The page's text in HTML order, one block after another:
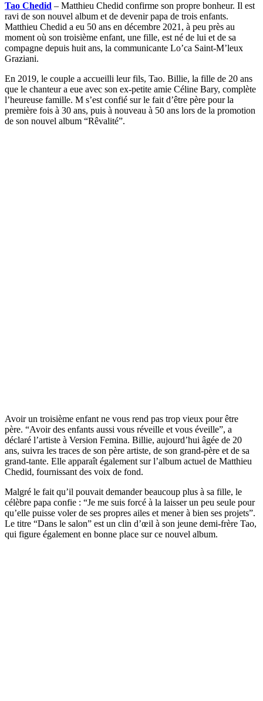
Tao Chedid – Matthieu Chedid confirme son propre bonheur. Il est
ravi de son nouvel album et de devenir papa de trois enfants.
Matthieu Chedid a eu 50 ans en décembre 2021, à peu près au
moment où son troisième enfant, une fille, est né de lui et de sa
compagne depuis huit ans, la communicante Lo’ca Saint-M’leux
Graziani.
En 2019, le couple a accueilli leur fils, Tao. Billie, la fille de 20 ans
que le chanteur a eue avec son ex-petite amie Céline Bary, complète
l’heureuse famille. M s’est confié sur le fait d’être père pour la
première fois à 30 ans, puis à nouveau à 50 ans lors de la promotion
de son nouvel album “Rêvalité”.
Avoir un troisième enfant ne vous rend pas trop vieux pour être
père. “Avoir des enfants aussi vous réveille et vous éveille”, a
déclaré l’artiste à Version Femina. Billie, aujourd’hui âgée de 20
ans, suivra les traces de son père artiste, de son grand-père et de sa
grand-tante. Elle apparaît également sur l’album actuel de Matthieu
Chedid, fournissant des voix de fond.
Malgré le fait qu’il pouvait demander beaucoup plus à sa fille, le
célèbre papa confie : “Je me suis forcé à la laisser un peu seule pour
qu’elle puisse voler de ses propres ailes et mener à bien ses projets”.
Le titre “Dans le salon” est un clin d’œil à son jeune demi-frère Tao,
qui figure également en bonne place sur ce nouvel album.